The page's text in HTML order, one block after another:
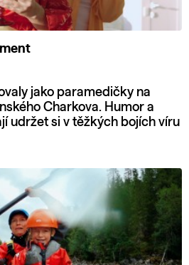
jako paramedičky na
Charkova. Humor a
udržet si v těžkých bojích víru